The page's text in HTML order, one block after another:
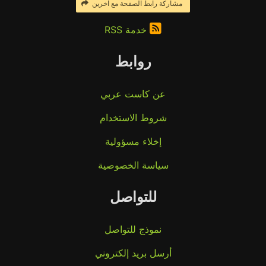
مشاركة رابط الصفحة مع آخرين
خدمة RSS
روابط
عن كاست عربي
شروط الاستخدام
إخلاء مسؤولية
سياسة الخصوصية
للتواصل
نموذج للتواصل
أرسل بريد إلكتروني